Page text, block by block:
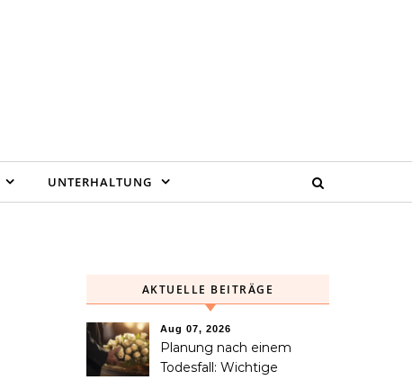
UNTERHALTUNG
AKTUELLE BEITRÄGE
Aug 07, 2026
Planung nach einem
Todesfall: Wichtige